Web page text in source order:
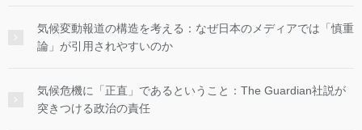
気候変動報道の構造を考える：なぜ日本のメディアでは「慎重
論」が引用されやすいのか
気候危機に「正直」であるということ：The Guardian社説が
突きつける政治の責任